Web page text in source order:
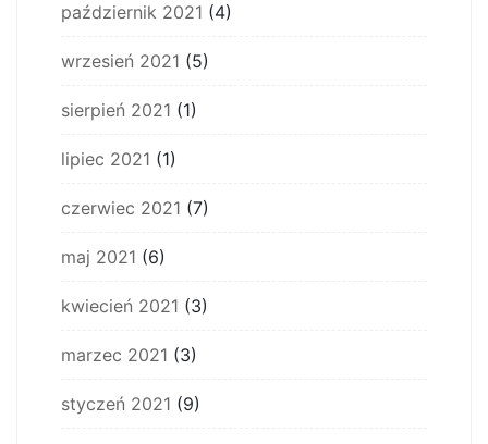
październik 2021 (4)
wrzesień 2021 (5)
sierpień 2021 (1)
lipiec 2021 (1)
czerwiec 2021 (7)
maj 2021 (6)
kwiecień 2021 (3)
marzec 2021 (3)
styczeń 2021 (9)